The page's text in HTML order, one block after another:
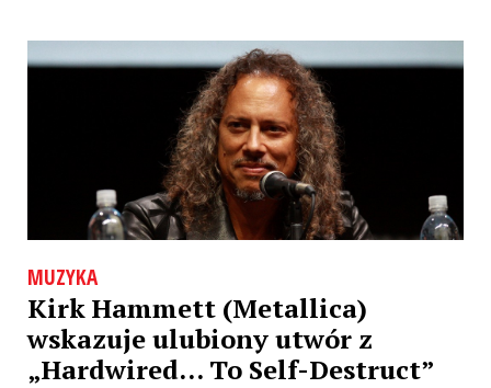
MUZYKA
Kirk Hammett (Metallica)
wskazuje ulubiony utwór z
„Hardwired… To Self-Destruct”